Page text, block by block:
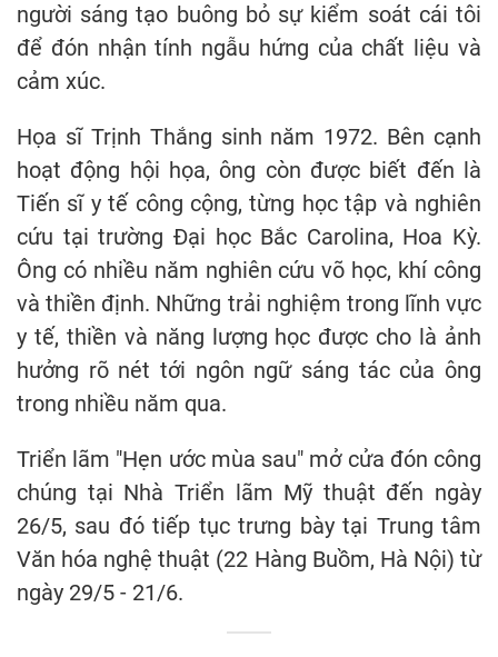
người sáng tạo buông bỏ sự kiểm soát cái tôi
để đón nhận tính ngẫu hứng của chất liệu và
cảm xúc.
Họa sĩ Trịnh Thắng sinh năm 1972. Bên cạnh
hoạt động hội họa, ông còn được biết đến là
Tiến sĩ y tế công cộng, từng học tập và nghiên
cứu tại trường Đại học Bắc Carolina, Hoa Kỳ.
Ông có nhiều năm nghiên cứu võ học, khí công
và thiền định. Những trải nghiệm trong lĩnh vực
y tế, thiền và năng lượng học được cho là ảnh
hưởng rõ nét tới ngôn ngữ sáng tác của ông
trong nhiều năm qua.
Triển lãm "Hẹn ước mùa sau" mở cửa đón công
chúng tại Nhà Triển lãm Mỹ thuật đến ngày
26/5, sau đó tiếp tục trưng bày tại Trung tâm
Văn hóa nghệ thuật (22 Hàng Buồm, Hà Nội) từ
ngày 29/5 - 21/6.